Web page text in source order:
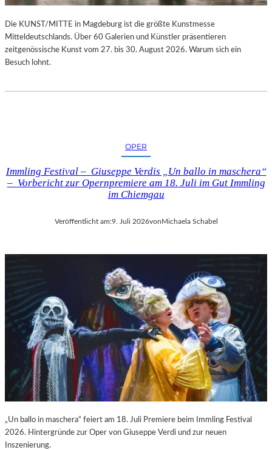
Die KUNST/MITTE in Magdeburg ist die größte Kunstmesse
Mitteldeutschlands. Über 60 Galerien und Künstler präsentieren
zeitgenössische Kunst vom 27. bis 30. August 2026. Warum sich ein
Besuch lohnt.
OPER
Immling Festival – Giuseppe Verdis „Un ballo in maschera“
– Vorbericht zur Opernpremiere am 18. Juli im Gut Immling
im Chiemgau
Veröffentlicht am:9. Juli 2026vonMichaela Schabel
„Un ballo in maschera“ feiert am 18. Juli Premiere beim Immling Festival
2026. Hintergründe zur Oper von Giuseppe Verdi und zur neuen
Inszenierung.